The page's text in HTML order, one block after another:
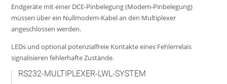
Endgeräte mit einer DCE-Pinbelegung (Modem-Pinbelegung)
müssen über ein Nullmodem-Kabel an den Multiplexer
angeschlossen werden.
LEDs und optional potenzialfreie Kontakte eines Fehlerrelais
signalisieren fehlerhafte Zustände.
RS232-MULTIPLEXER-LWL-SYSTEM